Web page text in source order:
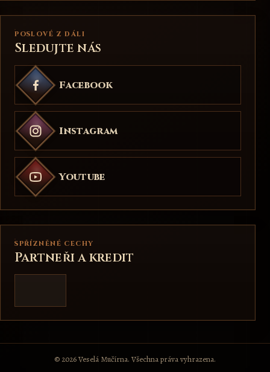
POSLOVÉ Z DÁLI
Sledujte nás
Facebook
Instagram
Youtube
SPŘÍZNĚNÉ CECHY
Partneři a kredit
© 2026 Veselá Mučírna. Všechna práva vyhrazena.